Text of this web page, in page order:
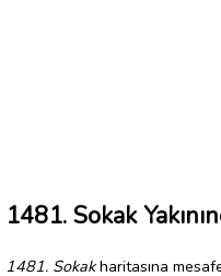
1481. Sokak
1481. Sokakharitasına